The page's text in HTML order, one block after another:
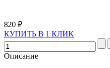
820 ₽
КУПИТЬ В 1 КЛИК
Описание